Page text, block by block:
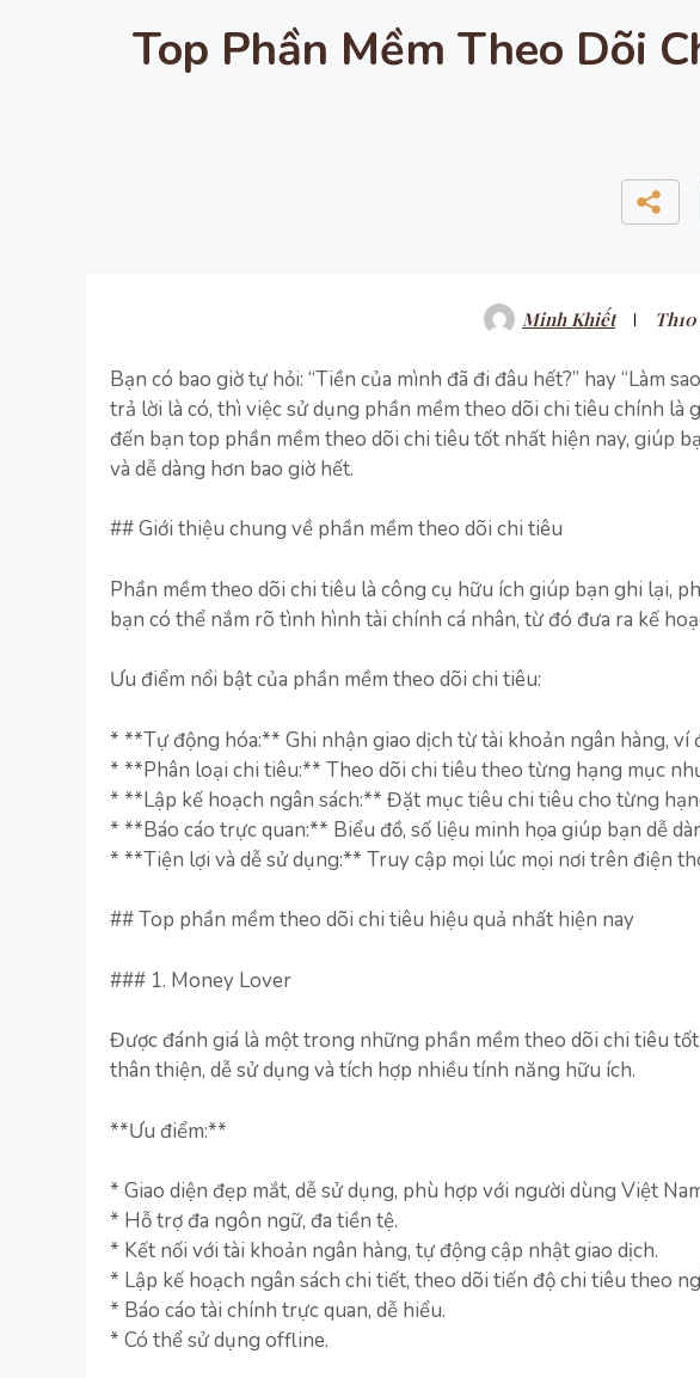
Top Phần Mềm Theo Dõi
Minh Khiết Th10
Bạn có bao giờ tự hỏi: “Tiền của mình đã đi đâu hết?” hay “Làm
trả lời là có, thì việc sử dụng phần mềm theo dõi chi tiêu chính là
đến bạn top phần mềm theo dõi chi tiêu tốt nhất hiện nay, giúp
và dễ dàng hơn bao giờ hết.
## Giới thiệu chung về phần mềm theo dõi chi tiêu
Phần mềm theo dõi chi tiêu là công cụ hữu ích giúp bạn ghi lại,
bạn có thể nắm rõ tình hình tài chính cá nhân, từ đó đưa ra kế
Ưu điểm nổi bật của phần mềm theo dõi chi tiêu:
* **Tự động hóa:** Ghi nhận giao dịch từ tài khoản ngân hàng, ví
* **Phân loại chi tiêu:** Theo dõi chi tiêu theo từng hạng mục
* **Lập kế hoạch ngân sách:** Đặt mục tiêu chi tiêu cho từng
* **Báo cáo trực quan:** Biểu đồ, số liệu minh họa giúp bạn dễ
* **Tiện lợi và dễ sử dụng:** Truy cập mọi lúc mọi nơi trên điện
## Top phần mềm theo dõi chi tiêu hiệu quả nhất hiện nay
### 1. Money Lover
Được đánh giá là một trong những phần mềm theo dõi chi tiêu
thân thiện, dễ sử dụng và tích hợp nhiều tính năng hữu ích.
**Ưu điểm:**
* Giao diện đẹp mắt, dễ sử dụng, phù hợp với người dùng Việt
* Hỗ trợ đa ngôn ngữ, đa tiền tệ.
* Kết nối với tài khoản ngân hàng, tự động cập nhật giao dịch.
* Lập kế hoạch ngân sách chi tiết, theo dõi tiến độ chi tiêu theo
* Báo cáo tài chính trực quan, dễ hiểu.
* Có thể sử dụng offline.